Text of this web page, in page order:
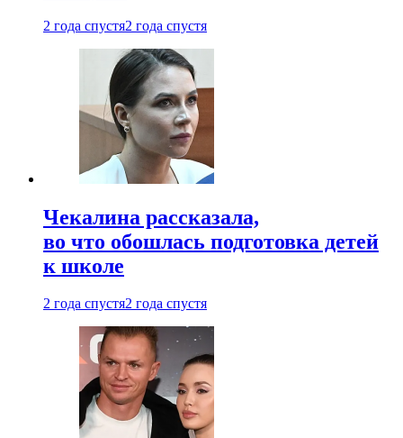
2 года спустя2 года спустя
Чекалина рассказала,
во что обошлась подготовка детей
к школе
2 года спустя2 года спустя